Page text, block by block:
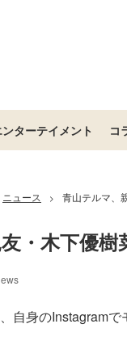
ンターテイメント コ
ニュース > 青山テルマ、
・木下優
自身のInstagram